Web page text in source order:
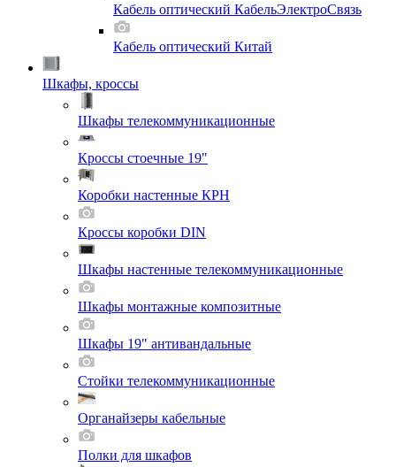
Кабель оптический КабельЭлектроСвязь
Кабель оптический Китай
Шкафы, кроссы
Шкафы телекоммуникационные
Кроссы стоечные 19"
Коробки настенные КРН
Кроссы коробки DIN
Шкафы настенные телекоммуникационные
Шкафы монтажные композитные
Шкафы 19" антивандальные
Стойки телекоммуникационные
Органайзеры кабельные
Полки для шкафов